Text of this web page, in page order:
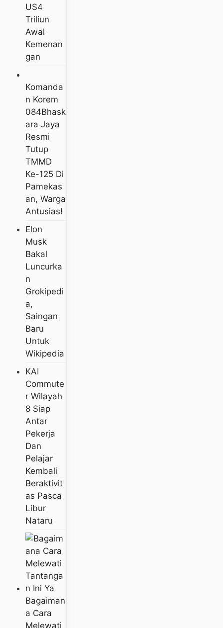
US4
Triliun
Awal
Kemenan
Gan
Komanda
N Korem
084Bhask
Ara Jaya
Resmi
Tutup
TMMD
Ke-125 Di
Pamekas
An, Warga
Antusias!
Elon
Musk
Bakal
Luncurka
N
Grokipedi
A,
Saingan
Baru
Untuk
Wikipedia
KAI
Commute
R Wilayah
8 Siap
Antar
Pekerja
Dan
Pelajar
Kembali
Beraktivit
As Pasca
Libur
Nataru
Bagaiman
A Cara
Melewati